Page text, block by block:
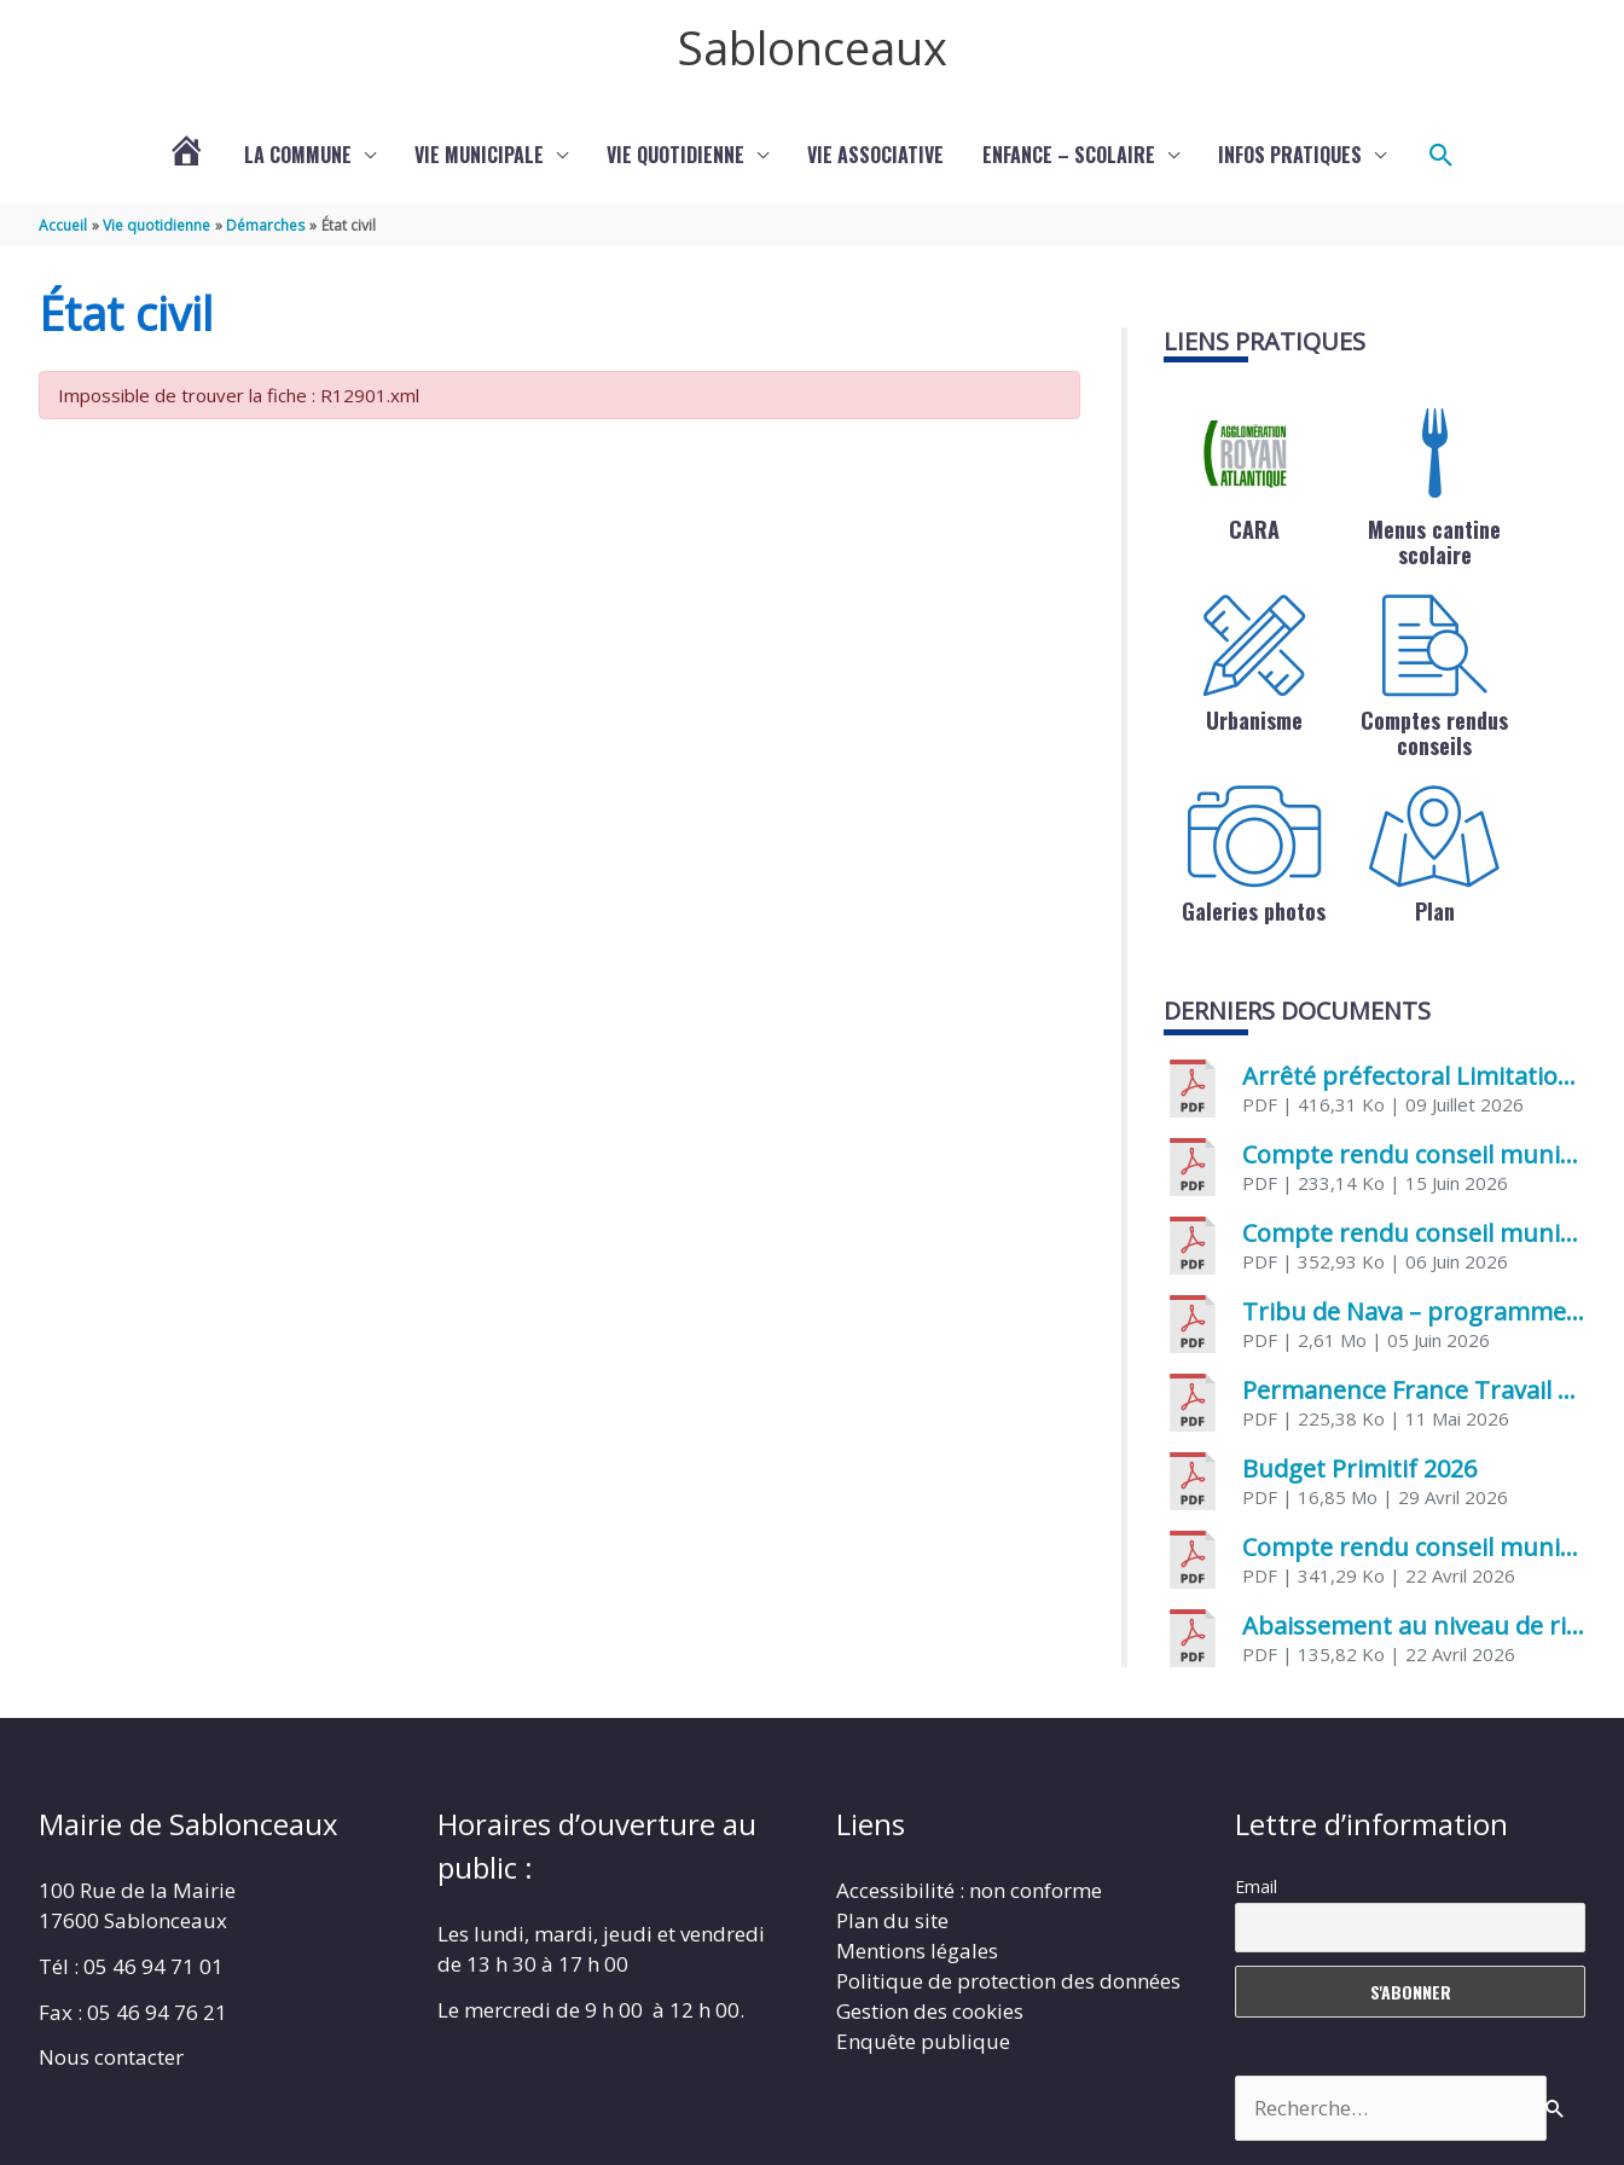
Sablonceaux
LA COMMUNE VIE MUNICIPALE VIE QUOTIDIENNE VIE ASSOCIATIVE ENFANCE – SCOLAIRE INFOS PRATIQUES Rechercher
Accueil Vie quotidienne Démarches État civil
État civil
Impossible de trouver la fiche : R12901.xml
LIENS PRATIQUES
CARA
Menus cantine
scolaire
Urbanisme
Comptes rendus
conseils
Galeries photos Plan
DERNIERS DOCUMENTS
Arrêté préfectoral Limitation provisoire des usages de l’eau
PDF | 416,31 Ko | 09 Juillet 2026
Compte rendu conseil municipal 5 juin 2026 sénatoriale
PDF | 233,14 Ko | 15 Juin 2026
Compte rendu conseil municipal – 21 avril 2026
PDF | 352,93 Ko | 06 Juin 2026
Tribu de Nava – programme et inscriptions été 2026
PDF | 2,61 Mo | 05 Juin 2026
Permanence France Travail au CCAS de Saujon Juin 2026
PDF | 225,38 Ko | 11 Mai 2026
Budget Primitif 2026
PDF | 16,85 Mo | 29 Avril 2026
Compte rendu conseil municipal – 7 avril 2026
PDF | 341,29 Ko | 22 Avril 2026
Abaissement au niveau de risque modéré de l’Influenza aviaire
PDF | 135,82 Ko | 22 Avril 2026
Mairie de Sablonceaux
100 Rue de la Mairie
17600 Sablonceaux
Tél : 05 46 94 71 01
Fax : 05 46 94 76 21
Nous contacter
Horaires d’ouverture au
public :
Les lundi, mardi, jeudi et vendredi
de 13 h 30 à 17 h 00
Le mercredi de 9 h 00 à 12 h 00.
Liens
Accessibilité : non conforme
Plan du site
Mentions légales
Politique de protection des données
Gestion des cookies
Enquête publique
Lettre d’information
Email